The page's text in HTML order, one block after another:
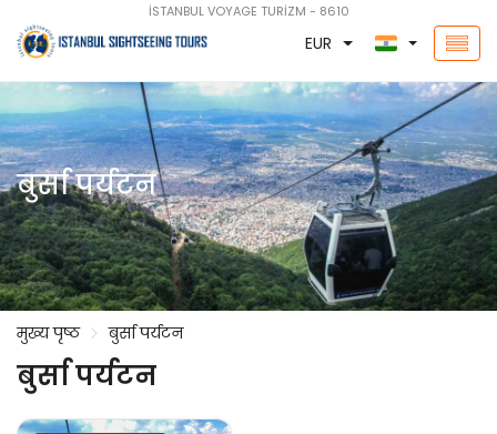
İSTANBUL VOYAGE TURİZM - 8610
EUR
बुर्सा पर्यटन
मुख्य पृष्ठ बुर्सा पर्यटन
बुर्सा पर्यटन